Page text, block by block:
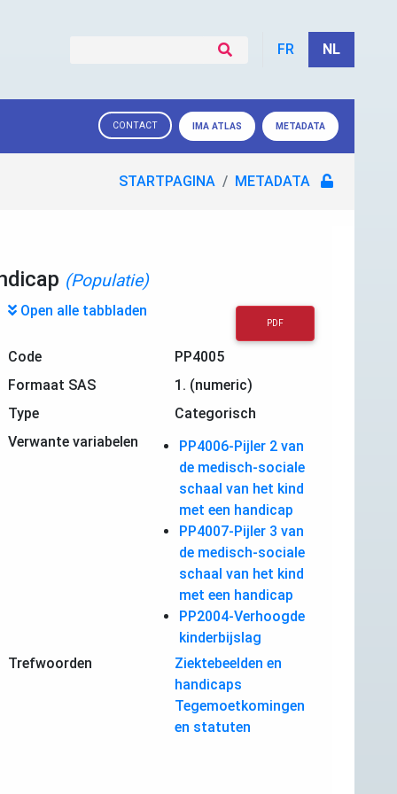
FR NL
CONTACT IMA ATLAS METADATA
STARTPAGINA METADATA
(Populatie)
Open alle tabbladen
PDF
Code
PP4005
Formaat SAS
1. (numeric)
Type
Categorisch
Verwante variabelen
PP4006-Pijler 2 van
de medisch-sociale
schaal van het kind
met een handicap
PP4007-Pijler 3 van
de medisch-sociale
schaal van het kind
met een handicap
PP2004-Verhoogde
kinderbijslag
Trefwoorden
Ziektebeelden en
handicaps
Tegemoetkomingen
en statuten